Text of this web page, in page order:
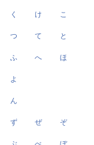
く け こ
つ て と
ふ へ ほ
よ
ん
ず ぜ ぞ